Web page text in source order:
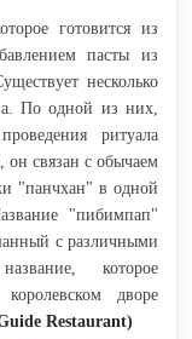
готовится из
пасты из
несколько
По одной из них,
ритуала
связан с обычаем
"панчхан" в одной
"пибимпап"
с различными
которое
дворе
Restaurant)